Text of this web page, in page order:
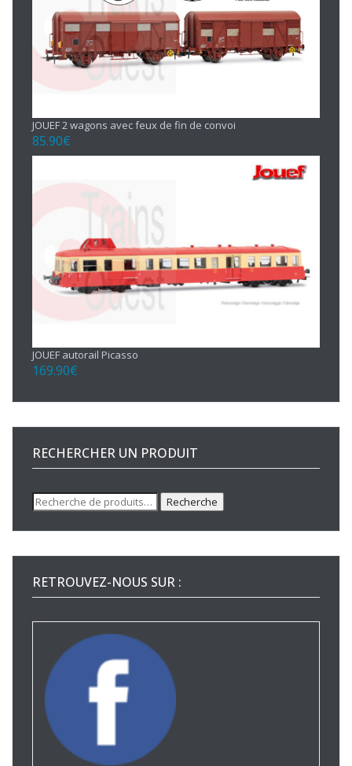
JOUEF 2 wagons avec feux de fin de convoi
85.90€
JOUEF autorail Picasso
169.90€
RECHERCHER UN PRODUIT
Recherche
pour :
Recherche
RETROUVEZ-NOUS SUR :